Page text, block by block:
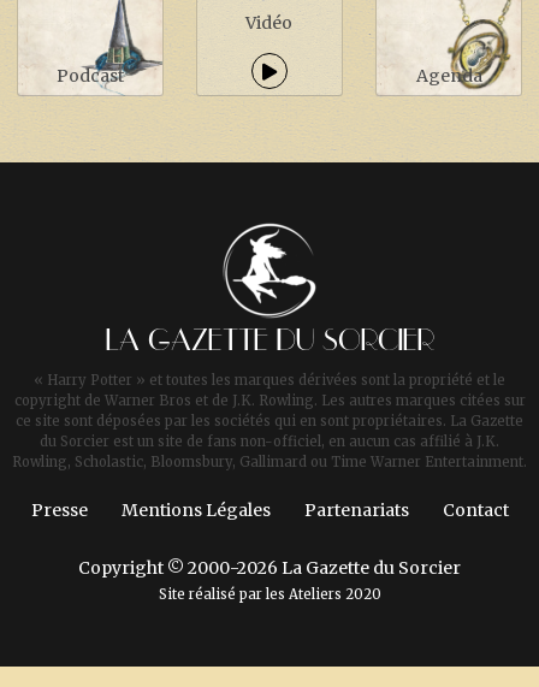
Podcast
Vidéo
Agenda
LA GAZETTE DU SORCIER
« Harry Potter » et toutes les marques dérivées sont la propriété et le
copyright de Warner Bros et de J.K. Rowling. Les autres marques citées sur
ce site sont déposées par les sociétés qui en sont propriétaires. La Gazette
du Sorcier est un site de fans non-officiel, en aucun cas affilié à J.K.
Rowling, Scholastic, Bloomsbury, Gallimard ou Time Warner Entertainment.
Presse Mentions Légales Partenariats Contact
Copyright © 2000-2026 La Gazette du Sorcier
Site réalisé par les Ateliers 2020